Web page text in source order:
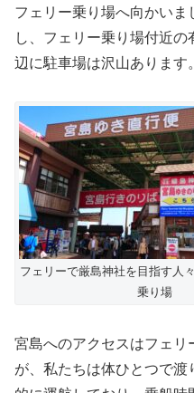
フェリー乗り場へ向かい
し、フェリー乗り場付近
辺に駐車場は沢山あります。
フェリーで厳島神社を目指す人
乗り場
宮島へのアクセスはフェリ
が、私たちは体ひとつで渡